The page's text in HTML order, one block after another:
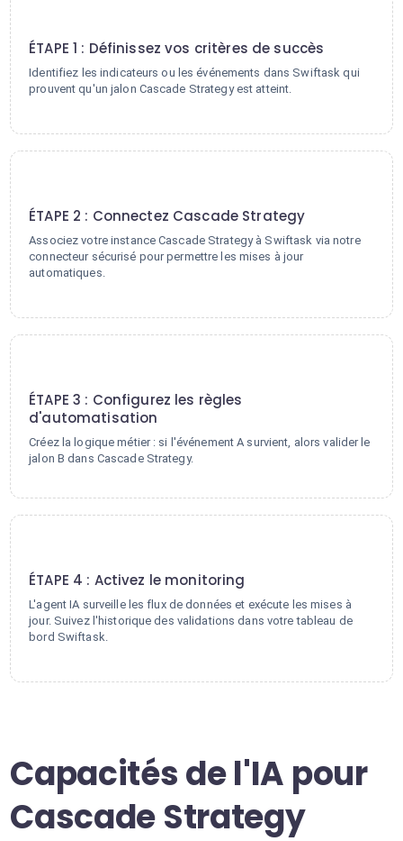
ÉTAPE 1 : Définissez vos critères de succès
Identifiez les indicateurs ou les événements dans Swiftask qui
prouvent qu'un jalon Cascade Strategy est atteint.
ÉTAPE 2 : Connectez Cascade Strategy
Associez votre instance Cascade Strategy à Swiftask via notre
connecteur sécurisé pour permettre les mises à jour
automatiques.
ÉTAPE 3 : Configurez les règles
d'automatisation
Créez la logique métier : si l'événement A survient, alors valider le
jalon B dans Cascade Strategy.
ÉTAPE 4 : Activez le monitoring
L'agent IA surveille les flux de données et exécute les mises à
jour. Suivez l'historique des validations dans votre tableau de
bord Swiftask.
Capacités de l'IA pour
Cascade Strategy